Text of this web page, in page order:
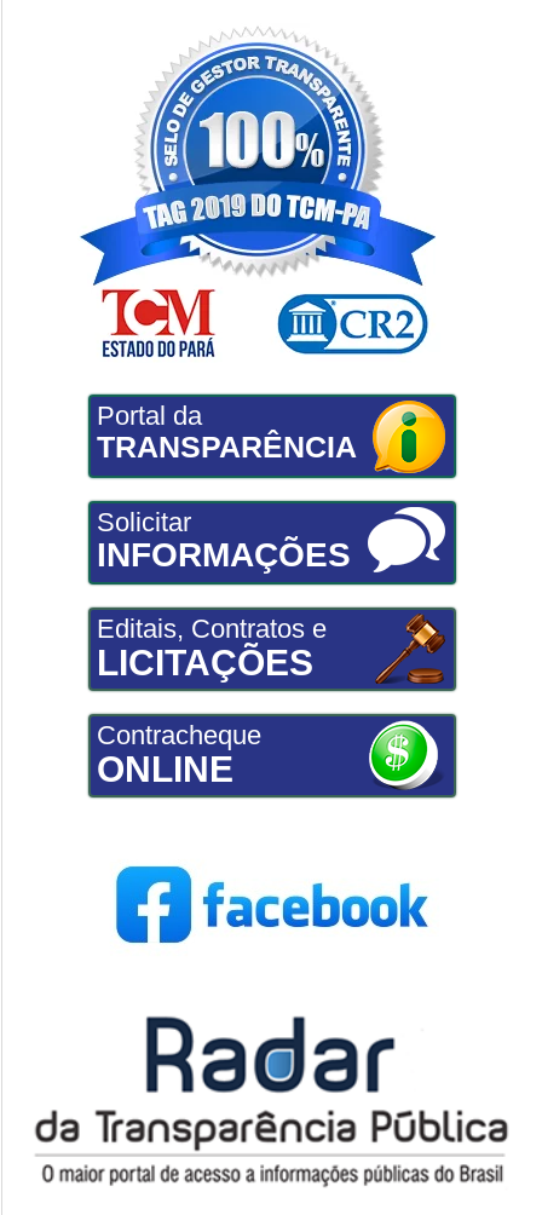
Portal da
TRANSPARÊNCIA
Solicitar
INFORMAÇÕES
Editais, Contratos e
LICITAÇÕES
Contracheque
ONLINE